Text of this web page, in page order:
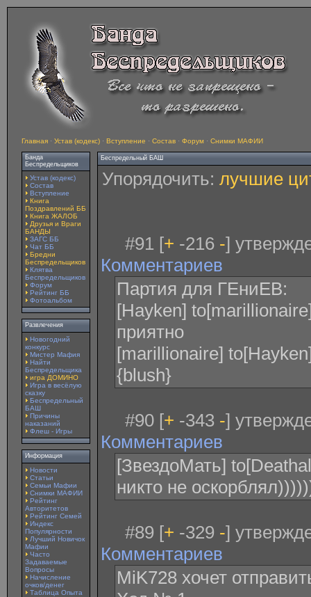
Главная · Устав (кодекс) · Вступление · Состав · Форум · Снимки МАФИИ
Банда
Беспредельщиков
Устав (кодекс)
Состав
Вступление
Книга
Поздравлений ББ
Книга ЖАЛОБ
Друзья и Враги
БАНДЫ
ЗАГС ББ
Чат ББ
Бредни
Беспредельщиков
Клятва
Беспредельщиков
Форум
Рейтинг ББ
Фотоальбом
Развлечения
Новогодний
конкурс
Мистер Мафия
Найти
Беспредельщика
игра ДОМИНО
Игра в весёлую
сказку
Беспредельный
БАШ
Причины
наказаний
Флеш - Игры
Информация
Новости
Статьи
Семьи Мафии
Снимки МАФИИ
Рейтинг
Авторитетов
Рейтинг Семей
Индекс
Популярности
Лучший Новичок
Мафии
Часто
Задаваемые
Вопросы
Начисление
очков/денег
Таблица Опыта
Беспредельный БАШ
Упорядочить: лучшие
#91 [+ -216 -]
Комментариев
Партия для ГЕниЕВ:
[Hayken]
приятно
[marillionaire]
{blush}
#90 [+ -343 -]
Комментариев
[ЗвездоМать]
никто не
#89 [+ -329 -]
Комментариев
MiK728 xочет